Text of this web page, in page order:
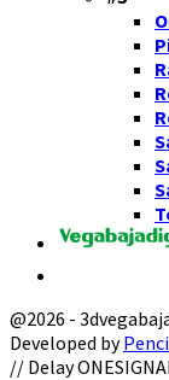
@2026 -
Developed by
Facebook
Twitter
Instagram
Youtube
Email
// Delay